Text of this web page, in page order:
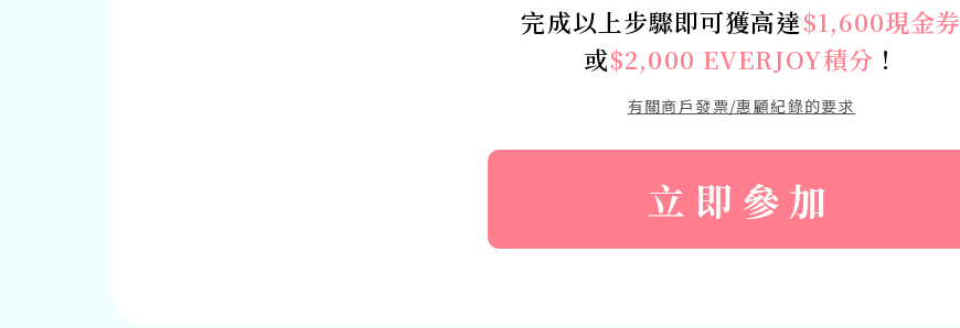
完成以上步驟即可獲高達$1,600現金券
或$2,000 EVERJOY積分 ！
有關商戶發票/惠顧紀錄的要求
立即參加